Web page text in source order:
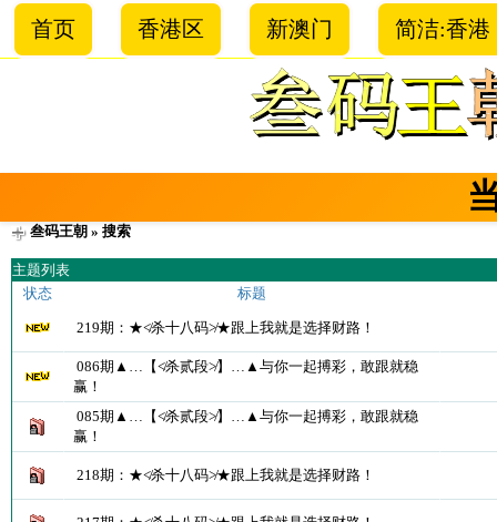
首页 香港区 新澳门 简洁:香港
叁码王朝 » 搜索
主题列表
状态
标题
219期：★≮杀十八码≯★跟上我就是选择财路！
086期▲…【≮杀贰段≯】…▲与你一起搏彩，敢跟就稳
赢！
085期▲…【≮杀贰段≯】…▲与你一起搏彩，敢跟就稳
赢！
218期：★≮杀十八码≯★跟上我就是选择财路！